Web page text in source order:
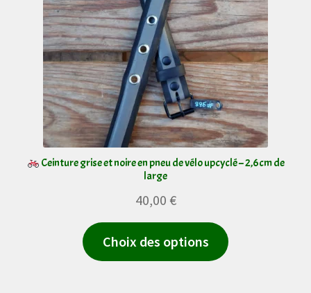
être
choisies
sur
la
page
du
produit
Ceinture grise et noire en pneu de vélo upcyclé – 2,6cm de
large
40,00 €
Choix des options
Ce
produit